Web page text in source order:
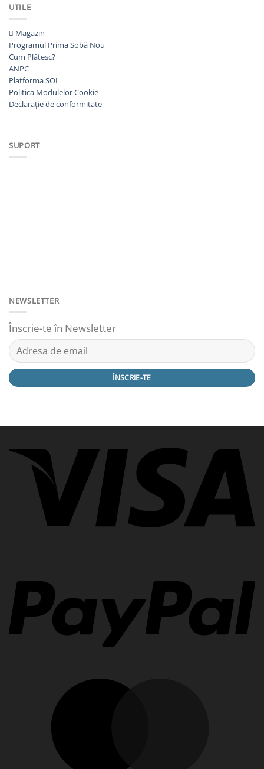
UTILE
Magazin
Programul Prima Sobă
Cum Plătesc?
ANPC
Platforma SOL
Politica Modulelor Cookie
Declarație de conformitate
SUPORT
NEWSLETTER
Înscrie-te în Newsletter